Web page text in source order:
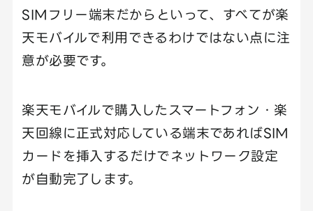
SIMフリー端末だからといって、すべてが楽
天モバイルで利用できるわけではない点に注
意が必要です。
楽天モバイルで購入したスマートフォン・楽
天回線に正式対応している端末であればSIM
カードを挿入するだけでネットワーク設定
が自動完了します。